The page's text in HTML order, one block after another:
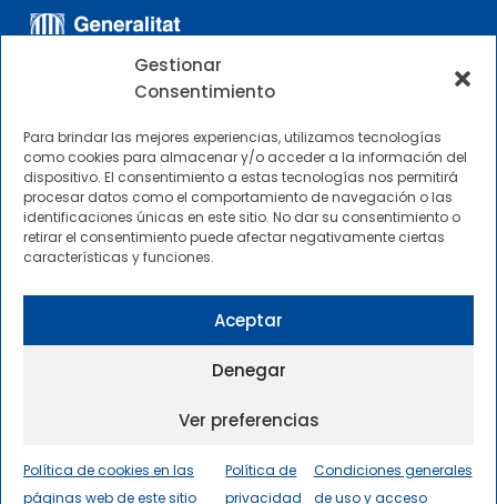
Gestionar
Consentimiento
Para brindar las mejores experiencias, utilizamos tecnologías
como cookies para almacenar y/o acceder a la información del
dispositivo. El consentimiento a estas tecnologías nos permitirá
procesar datos como el comportamiento de navegación o las
identificaciones únicas en este sitio. No dar su consentimiento o
retirar el consentimiento puede afectar negativamente ciertas
características y funciones.
Aceptar
Denegar
Ver preferencias
Política de cookies en las
páginas web de este sitio
Política de
privacidad
Condiciones generales
de uso y acceso
OTROS ENLACES
Perfil del contratante
2025 © Centre Internacional de Mètodes Numèrics a
Política de privacidad
Política de cookies|